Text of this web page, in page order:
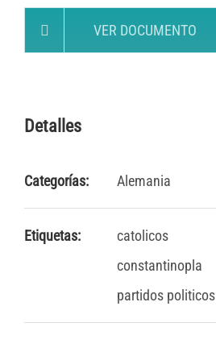
VER DOCUMENTO
Detalles
Categorías: Alemania
Etiquetas:
catolicos
constantinopla
partidos politicos